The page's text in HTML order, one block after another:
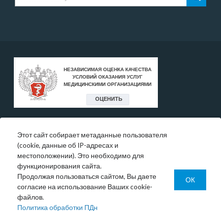
* Цены, указанные на сайте, носят исключительно
информативный характер и могут быть в любое время
изменены.
Окончательную информация необходимо уточнять у
администратора в регистратуре или по телефону:
+7 (343) 355-56-57.
© 1993-2026 ООО МО «Новая больница»
Этот сайт собирает метаданные пользователя
(cookie, данные об IP-адресах и
местоположении). Это необходимо для
функционирования сайта.
Продолжая пользоваться сайтом, Вы даете
согласие на использование Ваших cookie-
файлов.
Политика обработки ПДн
ОК